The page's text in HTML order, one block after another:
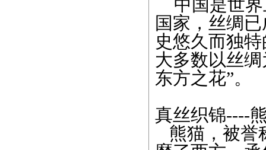
中国是世界
国家，丝绸
史悠久而独
大多数以丝
东方之花”。
真丝织锦----
熊猫，被誉